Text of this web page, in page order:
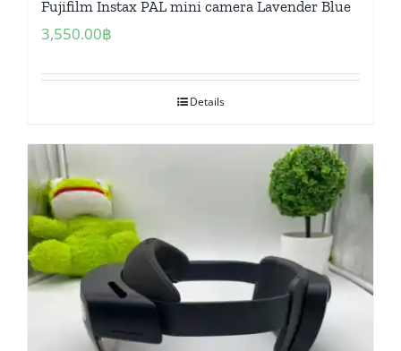
Fujifilm Instax PAL mini camera Lavender Blue
3,550.00฿
Details